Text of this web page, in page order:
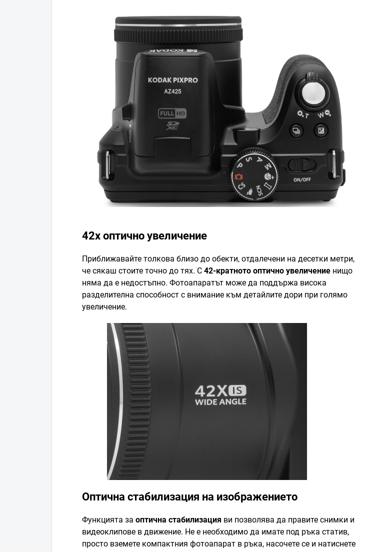
42x оптично увеличение
Приближавайте толкова близо до обекти, отдалечени на десетки метри,
че сякаш стоите точно до тях. С 42-кратното оптично увеличение нищо
няма да е недостъпно. Фотоапаратът може да поддържа висока
разделителна способност с внимание към детайлите дори при голямо
увеличение.
Оптична стабилизация на изображението
Функцията за оптична стабилизация ви позволява да правите снимки и
видеоклипове в движение. Не е необходимо да имате под ръка статив,
просто вземете компактния фотоапарат в ръка, насочете се и натиснете